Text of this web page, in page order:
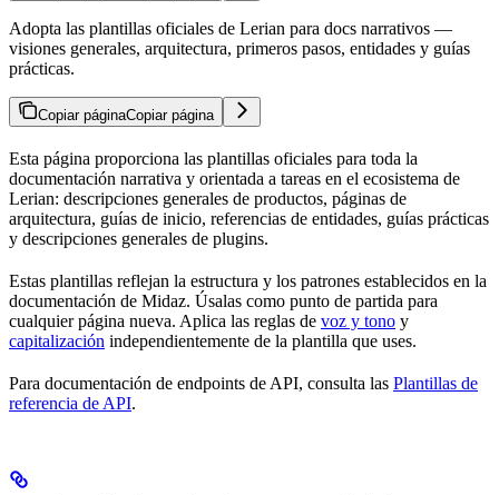
Adopta las plantillas oficiales de Lerian para docs narrativos —
visiones generales, arquitectura, primeros pasos, entidades y guías
prácticas.
Copiar páginaCopiar página
Esta página proporciona las plantillas oficiales para toda la
documentación narrativa y orientada a tareas en el ecosistema de
Lerian: descripciones generales de productos, páginas de
arquitectura, guías de inicio, referencias de entidades, guías prácticas
y descripciones generales de plugins.
Estas plantillas reflejan la estructura y los patrones establecidos en la
documentación de Midaz. Úsalas como punto de partida para
cualquier página nueva. Aplica las reglas de voz y tono y
capitalización independientemente de la plantilla que uses.
Para documentación de endpoints de API, consulta las Plantillas de
referencia de API.